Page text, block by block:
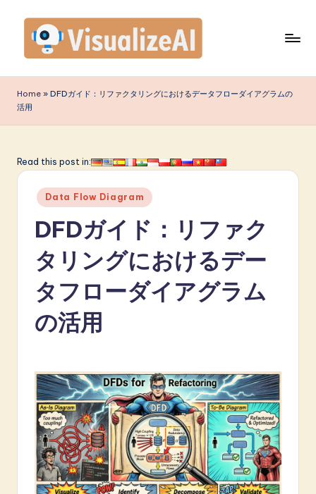
content
is
u
li
A
Home » DFDガイド：リファクタリングにおけるデータフローダイアグラムの
活用
Read this post in:
Posted
in
Data Flow Diagram
DFDガイド：リファク
タリングにおけるデー
タフローダイアグラム
の活用